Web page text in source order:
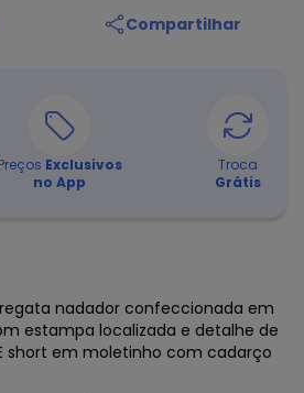
Compartilhar
Preços Exclusivos
no App
Troca
Grátis
nadador confeccionada em
estampa localizada e detalhe de
short em moletinho com cadarço